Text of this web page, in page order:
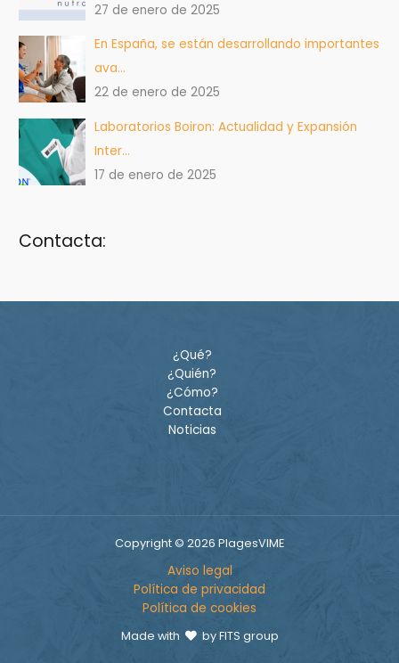
27 de enero de 2025
En España, se están desarrollando importantes
ava…
22 de enero de 2025
Laboratorios Boiron: Actualidad y Expansión
Inter…
17 de enero de 2025
Contacta:
¿Qué?
¿Quién?
¿Cómo?
Contacta
Noticias
Copyright © 2026 PlagesVIME
Aviso legal
Política de privacidad
Política de cookies
Made with by FITS group